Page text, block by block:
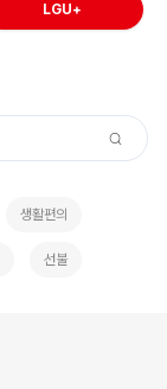
LGU+
생활편의
선불